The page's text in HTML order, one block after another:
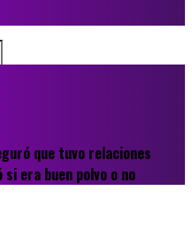
que tuvo relaciones
era buen polvo o no